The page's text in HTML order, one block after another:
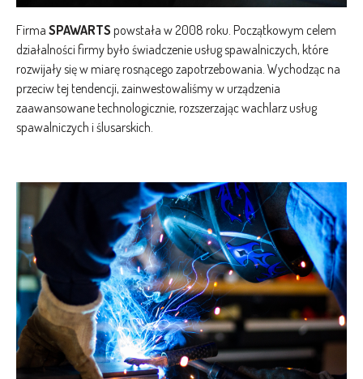
Firma SPAWARTS powstała w 2008 roku. Początkowym celem
działalności firmy było świadczenie usług spawalniczych, które
rozwijały się w miarę rosnącego zapotrzebowania. Wychodząc na
przeciw tej tendencji, zainwestowaliśmy w urządzenia
zaawansowane technologicznie, rozszerzając wachlarz usług
spawalniczych i ślusarskich.